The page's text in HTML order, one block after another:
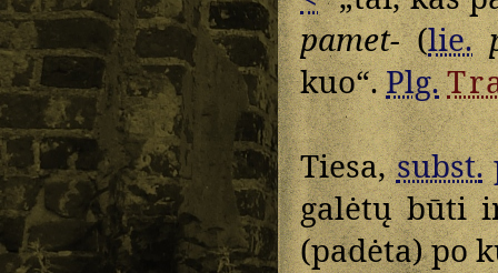
pamet-(lie.
kuo“.Plg.
Tiesa,subst.
galėtų būti
(padėta) po